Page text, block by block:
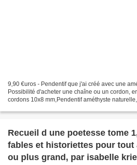
9,90 €uros - Pendentif que j'ai créé avec une
Possibilité d'acheter une chaîne ou un cordon,
cordons 10x8 mm,Pendentif améthyste
Recueil d une poetesse tome 1, livre de poesies
fables et historiettes pour tout
ou plus grand, par isabelle